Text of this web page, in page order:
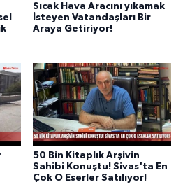
Sıcak Hava Aracını yıkamak
İsteyen Vatandaşları Bir
Araya Getiriyor!
50 Bin Kitaplık Arşivin
Sahibi Konuştu! Sivas'ta En
Çok O Eserler Satılıyor!